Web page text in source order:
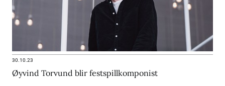
30.10.23
Øyvind Torvund blir festspillkomponist